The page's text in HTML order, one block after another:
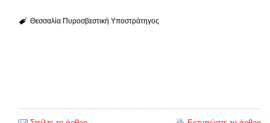
Θεσσαλία Πυροσβεστική Υποστράτηγος